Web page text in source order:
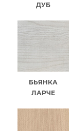
ДУБ
БЬЯНКА
ЛАРЧЕ